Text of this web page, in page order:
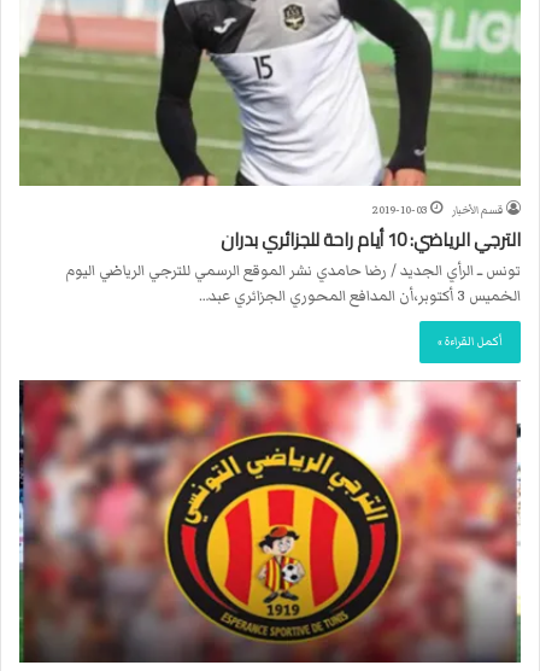
قسم الأخبار 2019-10-03
الترجي الرياضي: 10 أيام راحة للجزائري بدران
تونس ــ الرأي الجديد / رضا حامدي نشر الموقع الرسمي للترجي الرياضي اليوم
الخميس 3 أكتوبر،أن المدافع المحوري الجزائري عبد…
أكمل القراءة »